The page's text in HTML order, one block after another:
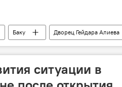
Баку
Дворец Гейдара Алиева
Постановка
ситуации в